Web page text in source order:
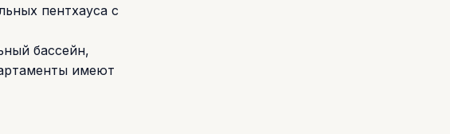
пентхауса с
бассейн,
имеют